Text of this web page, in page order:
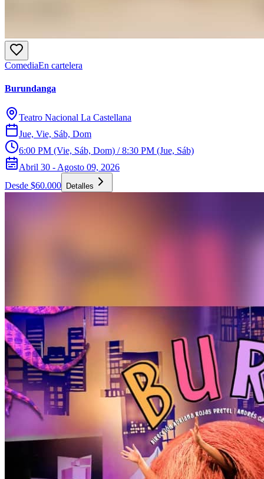
ComediaEn cartelera
Burundanga
Teatro Nacional La Castellana
Jue, Vie, Sáb, Dom
6:00 PM (Vie, Sáb, Dom) / 8:30 PM (Jue, Sáb)
Abril 30 - Agosto 09, 2026
Desde $60.000
Detalles